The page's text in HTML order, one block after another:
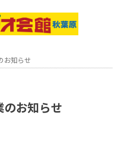
お知らせ
のお知らせ